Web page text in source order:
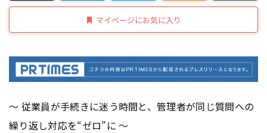
マイページにお気に入り
～ 従業員が手続きに迷う時間と、管理者が同じ質問への
繰り返し対応を“ゼロ”に ～